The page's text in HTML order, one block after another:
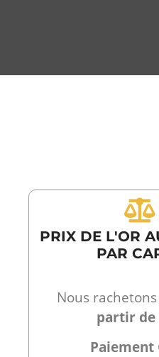
PRIX DE L'OR
PAR
Nous
partir de
Paiement